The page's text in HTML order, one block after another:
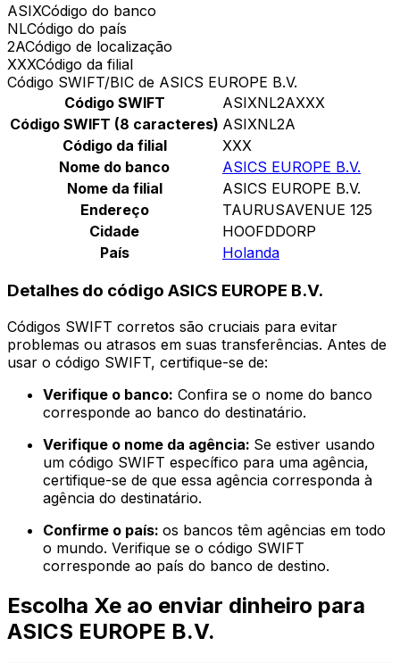
ASIXCódigo do banco
NLCódigo do país
2ACódigo de localização
XXXCódigo da filial
Código SWIFT/BIC de ASICS EUROPE B.V.
Código SWIFT
ASIXNL2AXXX
Código SWIFT (8 caracteres) ASIXNL2A
Código da filial
XXX
Nome do banco
ASICS EUROPE B.V.
Nome da filial
ASICS EUROPE B.V.
Endereço
TAURUSAVENUE 125
Cidade
HOOFDDORP
País
Holanda
Detalhes do código ASICS EUROPE B.V.
Códigos SWIFT corretos são cruciais para evitar
problemas ou atrasos em suas transferências. Antes de
usar o código SWIFT, certifique-se de:
Verifique o banco: Confira se o nome do banco
corresponde ao banco do destinatário.
Verifique o nome da agência: Se estiver usando
um código SWIFT específico para uma agência,
certifique-se de que essa agência corresponda à
agência do destinatário.
Confirme o país: os bancos têm agências em todo
o mundo. Verifique se o código SWIFT
corresponde ao país do banco de destino.
Escolha Xe ao enviar dinheiro para
ASICS EUROPE B.V.